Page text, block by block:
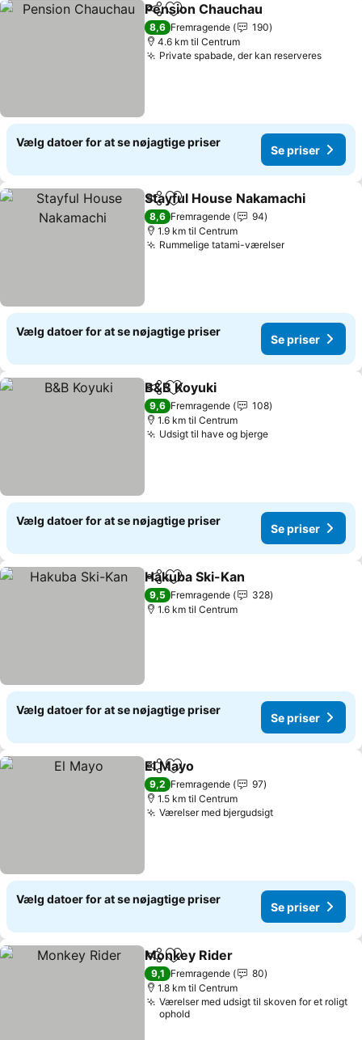
Del Føj til favoritter
Pension Chauchau
8,6 Fremragende
190
4.6 km til Centrum
Private spabade, der kan reserveres
Vælg datoer for at se nøjagtige priser
Se priser
Del Føj til favoritter
Stayful House Nakamachi
8,6 Fremragende
94
1.9 km til Centrum
Rummelige tatami-værelser
Vælg datoer for at se nøjagtige priser
Se priser
Del Føj til favoritter
B&B Koyuki
9,6 Fremragende
108
1.6 km til Centrum
Udsigt til have og bjerge
Vælg datoer for at se nøjagtige priser
Se priser
Del Føj til favoritter
Hakuba Ski-Kan
9,5 Fremragende
328
1.6 km til Centrum
Vælg datoer for at se nøjagtige priser
Se priser
Del Føj til favoritter
El Mayo
9,2 Fremragende
97
1.5 km til Centrum
Værelser med bjergudsigt
Vælg datoer for at se nøjagtige priser
Se priser
Del Føj til favoritter
Monkey Rider
9,1 Fremragende
80
1.8 km til Centrum
Værelser med udsigt til skoven for et roligt
ophold